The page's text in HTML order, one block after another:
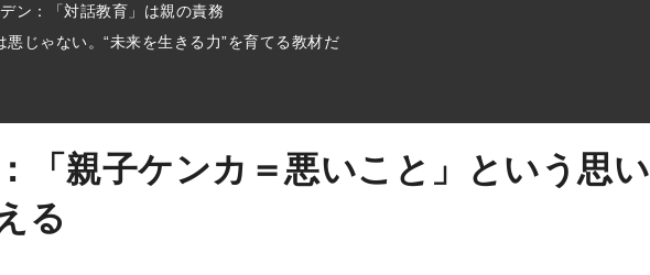
ン：「対話教育」は親の責務
悪じゃない。“未来を生きる力”を育てる教材だ
「親子ケンカ＝悪いこと」という思い
る